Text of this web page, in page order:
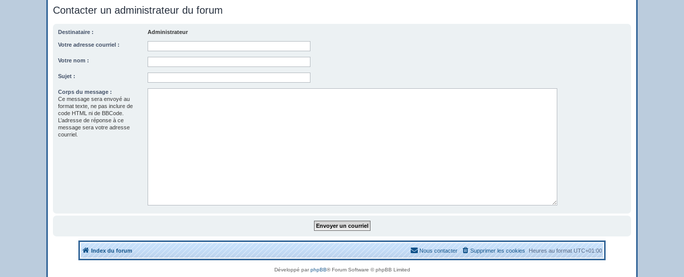
Contacter un administrateur du forum
Destinataire : Administrateur
Votre adresse courriel :
Votre nom :
Sujet :
Corps du message :
Ce message sera envoyé au
format texte, ne pas inclure de
code HTML ni de BBCode.
L’adresse de réponse à ce
message sera votre adresse
courriel.
Index du forum Heures au formatUTC+01:00
Supprimer les cookies
Nous contacter
Développé parphpBB® Forum Software © phpBB Limited